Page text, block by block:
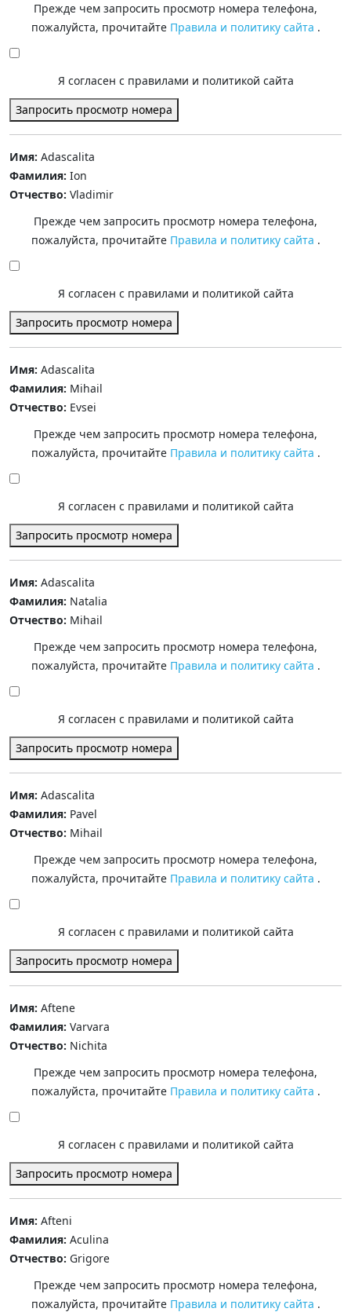
Прежде чем запросить просмотр номера телефона,
пожалуйста, прочитайте Правила и политику сайта .
Я согласен с правилами и политикой сайта
Запросить просмотр номера
Имя: Adascalita
Фамилия: Ion
Отчество: Vladimir
Прежде чем запросить просмотр номера телефона,
пожалуйста, прочитайте Правила и политику сайта .
Я согласен с правилами и политикой сайта
Запросить просмотр номера
Имя: Adascalita
Фамилия: Mihail
Отчество: Evsei
Прежде чем запросить просмотр номера телефона,
пожалуйста, прочитайте Правила и политику сайта .
Я согласен с правилами и политикой сайта
Запросить просмотр номера
Имя: Adascalita
Фамилия: Natalia
Отчество: Mihail
Прежде чем запросить просмотр номера телефона,
пожалуйста, прочитайте Правила и политику сайта .
Я согласен с правилами и политикой сайта
Запросить просмотр номера
Имя: Adascalita
Фамилия: Pavel
Отчество: Mihail
Прежде чем запросить просмотр номера телефона,
пожалуйста, прочитайте Правила и политику сайта .
Я согласен с правилами и политикой сайта
Запросить просмотр номера
Имя: Aftene
Фамилия: Varvara
Отчество: Nichita
Прежде чем запросить просмотр номера телефона,
пожалуйста, прочитайте Правила и политику сайта .
Я согласен с правилами и политикой сайта
Запросить просмотр номера
Имя: Afteni
Фамилия: Aculina
Отчество: Grigore
Прежде чем запросить просмотр номера телефона,
пожалуйста, прочитайте Правила и политику сайта .